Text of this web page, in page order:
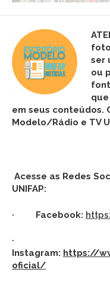
ser
ou
em seus conteúdos.
Modelo/Rádio e TV
Acesse as Redes
UNIFAP:
· Facebook:
·
Instagram: https://
oficial/